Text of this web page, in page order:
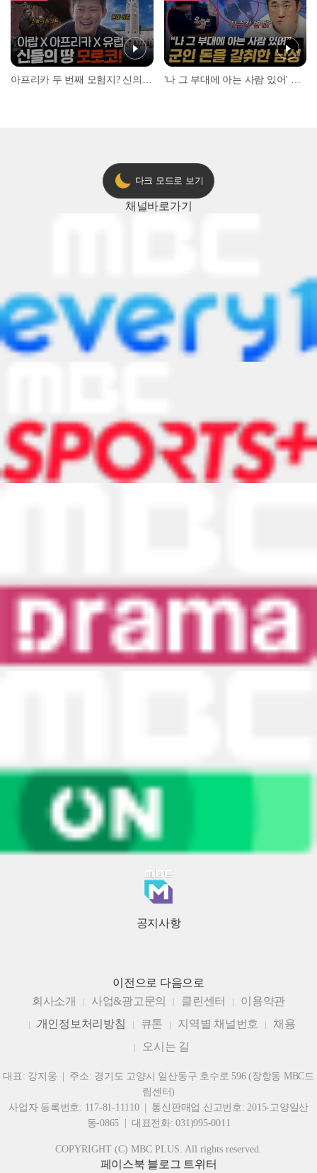
다크 모드로 보기
채널바로가기
공지사항
이전으로 다음으로
회사소개
사업&광고문의 클린센터
이용약관
개인정보처리방침
큐톤 지역별 채널번호
채용
오시는 길
대표: 강지웅 | 주소: 경기도 고양시 일산동구 호수로 596 (장항동 MBC드
림센터)
사업자 등록번호: 117-81-11110 | 통신판매업 신고번호: 2015-고양일산
동-0865 | 대표전화: 031)995-0011
COPYRIGHT (C) MBC PLUS. All rights reserved.
페이스북 블로그 트위터